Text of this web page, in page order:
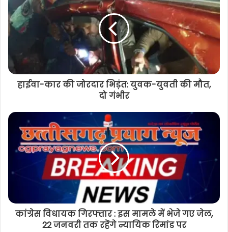
सील बंद कार्रवाही के लिए सीएमओ ने जारी
किया नोटिस
हाईवा-कार की जोरदार भिड़ंत: युवक-युवती की मौत,
दो गंभीर
कांग्रेस विधायक गिरफ्तार : इस मामले में भेजे गए जेल,
22 जनवरी तक रहेंगे न्यायिक रिमांड पर